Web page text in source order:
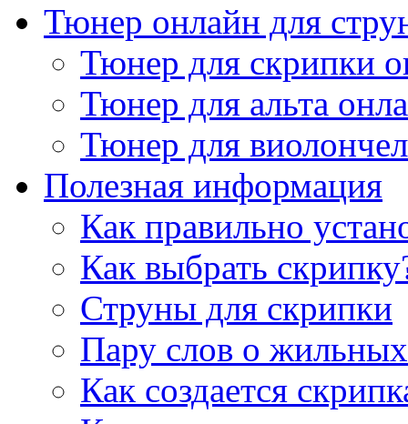
Тюнер онлайн для
Тюнер для скрипки
Тюнер для альта
Тюнер для
Полезная информация
Как правильно
Как выбрать
Струны для скрипки
Пару слов о
Как создается